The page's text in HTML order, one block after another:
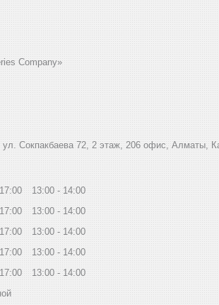
Company»
Сокпакбаева 72, 2 этаж, 206 офис, Алматы,
17:00 13:00
14:00
17:00 13:00
14:00
17:00 13:00
14:00
17:00 13:00
14:00
17:00 13:00
14:00